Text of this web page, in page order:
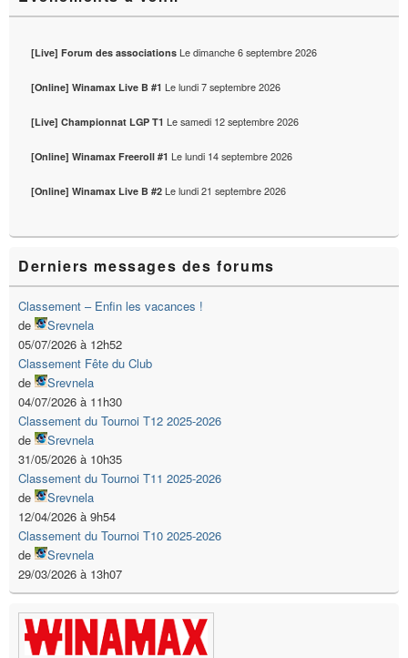
[Live] Forum des associations Ledimanche 6 septembre 2026
[Online] Winamax Live B #1 Lelundi 7 septembre 2026
[Live] Championnat LGP T1 Lesamedi 12 septembre 2026
[Online] Winamax Freeroll #1 Lelundi 14 septembre 2026
[Online] Winamax Live B #2 Lelundi 21 septembre 2026
Derniers messages des forums
Classement – Enfin les vacances !
de
Srevnela
05/07/2026 à 12h52
Classement Fête du Club
de
Srevnela
04/07/2026 à 11h30
Classement du Tournoi T12 2025-2026
de
Srevnela
31/05/2026 à 10h35
Classement du Tournoi T11 2025-2026
de
Srevnela
12/04/2026 à 9h54
Classement du Tournoi T10 2025-2026
de
Srevnela
29/03/2026 à 13h07